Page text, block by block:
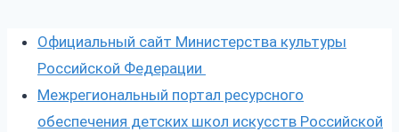
Официальный сайт Министерства культуры
Российской Федерации
Межрегиональный портал ресурсного
обеспечения детских школ искусств Российской